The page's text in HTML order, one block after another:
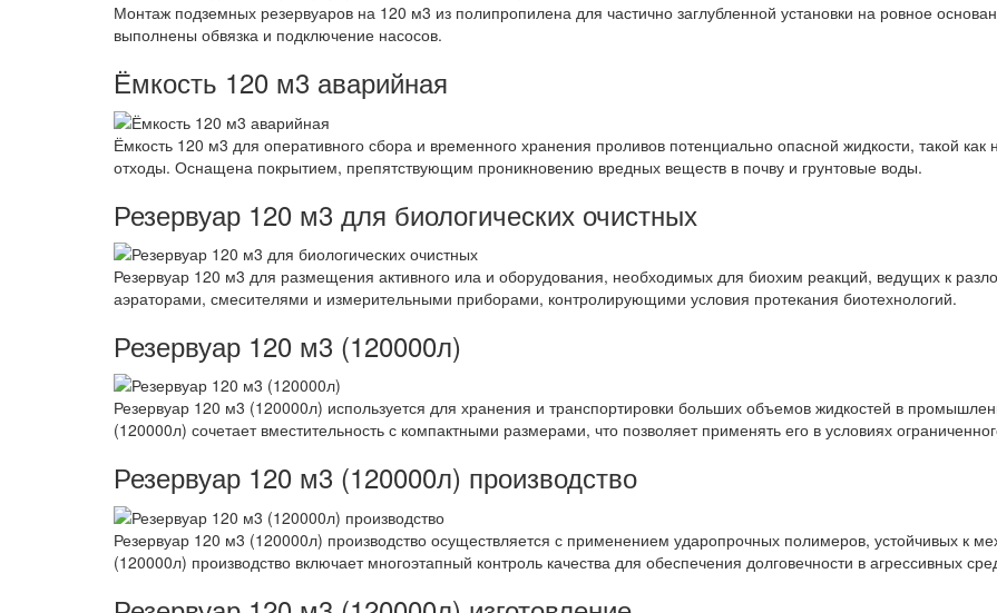
Монтаж подземных резервуаров на 120 м3 из полипропилена для частично заглубленной установки на ровное
выполнены обвязка и подключение насосов.
Ёмкость 120 м3 аварийная
Ёмкость 120 м3 для оперативного сбора и временного хранения проливов потенциально опасной жидкости, такой
отходы. Оснащена покрытием, препятствующим проникновению вредных веществ в почву и грунтовые воды.
Резервуар 120 м3 для биологических очистных
Резервуар 120 м3 для размещения активного ила и оборудования, необходимых для биохим реакций, ведущих к
аэраторами, смесителями и измерительными приборами, контролирующими условия протекания биотехнологий.
Резервуар 120 м3 (120000л)
Резервуар 120 м3 (120000л) используется для хранения и транспортировки больших объемов жидкостей в
(120000л) сочетает вместительность с компактными размерами, что позволяет применять его в условиях
Резервуар 120 м3 (120000л) производство
Резервуар 120 м3 (120000л) производство осуществляется с применением ударопрочных полимеров, устойчивых к
(120000л) производство включает многоэтапный контроль качества для обеспечения долговечности в агрессивных